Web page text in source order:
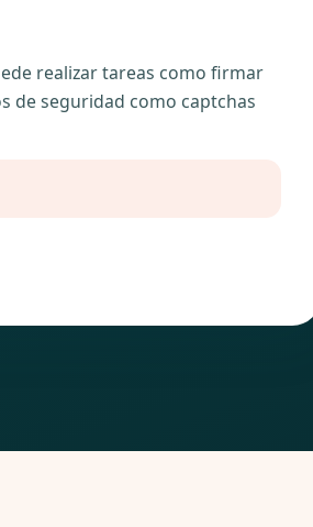
realizar tareas como firmar
de seguridad como captchas